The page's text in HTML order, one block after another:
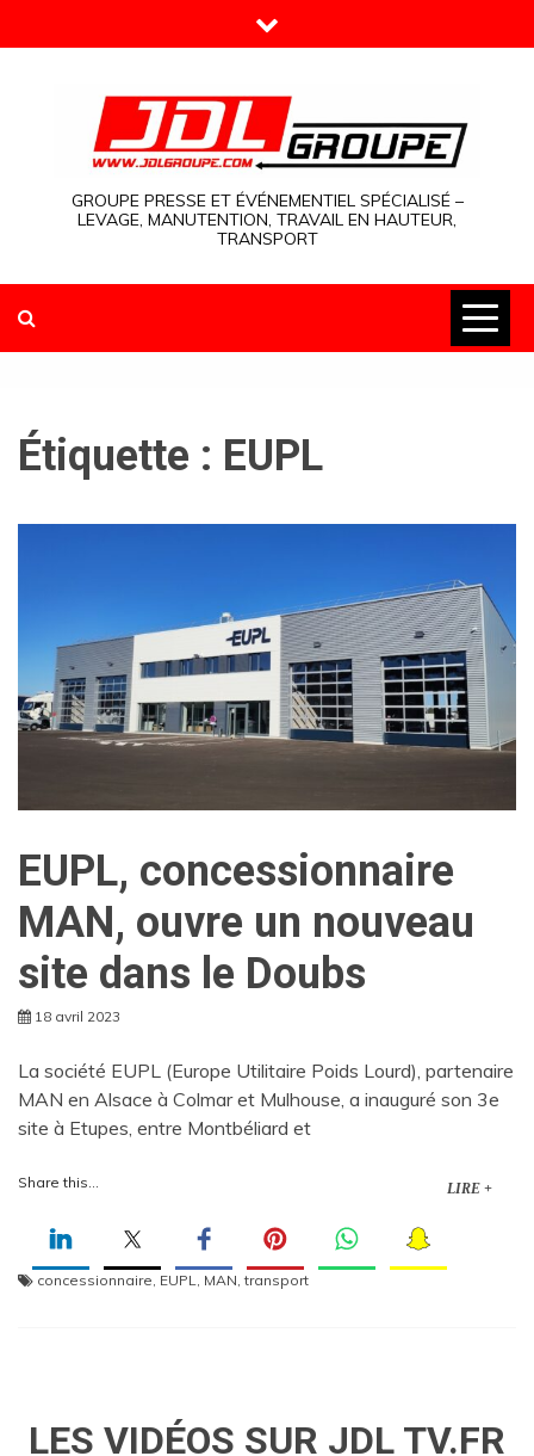
to
GROUPE PRESSE ET ÉVÉNEMENTIEL SPÉCIALISÉ –
LEVAGE, MANUTENTION, TRAVAIL EN HAUTEUR,
TRANSPORT
Étiquette : EUPL
EUPL, concessionnaire
MAN, ouvre un nouveau
site dans le Doubs
18 avril 2023
La société EUPL (Europe Utilitaire Poids Lourd), partenaire
MAN en Alsace à Colmar et Mulhouse, a inauguré son 3e
site à Etupes, entre Montbéliard et
Share this... LIRE +
concessionnaire EUPL MAN ,transport
LES VIDÉOS SUR JDL TV.FR